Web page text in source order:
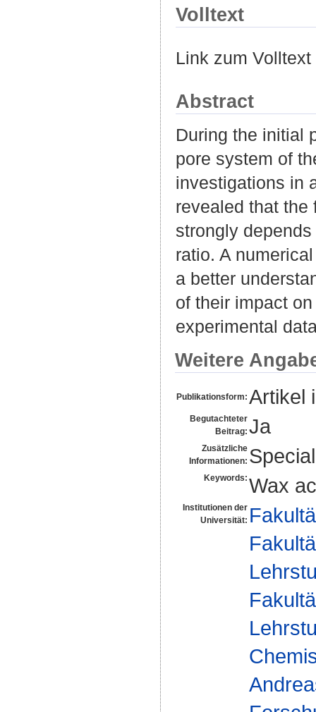
Volltext
Link zum
Abstract
During the initial
pore system of
investigations in
revealed that the
strongly
ratio. A
a better
of their impact
experimental
Weitere
Publikationsform: Artikel
Begutachteter
Beitrag: Ja
Zusätzliche
Informationen:
Keywords: Wax
Institutionen der
Universität: